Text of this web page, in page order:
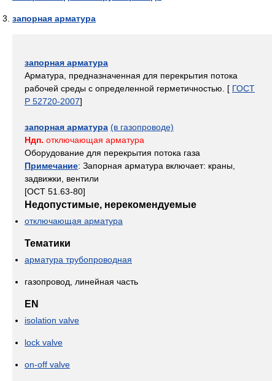
запорная арматура
запорная арматура
Арматура, предназначенная для перекрытия потока
рабочей среды с определенной герметичностью. [ ГОСТ
Р 52720-2007]
запорная арматура (в газопроводе)
Ндп. отключающая арматура
Оборудование для перекрытия потока газа
Примечание: Запорная арматура включает: краны,
задвижки, вентили
[ОСТ 51.63-80]
Недопустимые, нерекомендуемые
отключающая арматура
Тематики
арматура трубопроводная
газопровод, линейная часть
EN
isolation valve
lock valve
on-off valve